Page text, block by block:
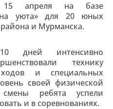
апреля на базе
уюта» для 20 юных
и Мурманска.
дней интенсивно
технику
и специальных
своей физической
ребята успели
и в соревнованиях.